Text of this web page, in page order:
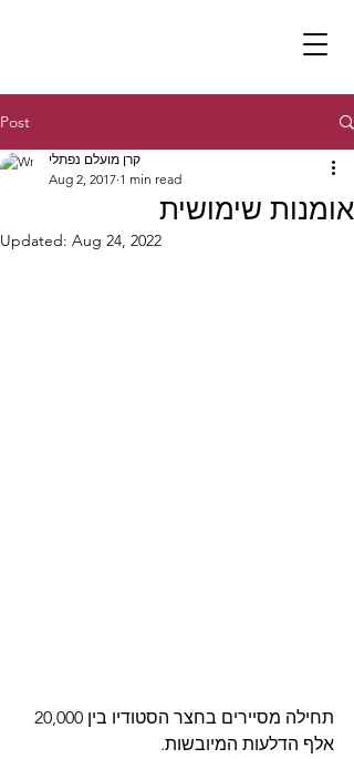
Post
אומנות שימושית
קרן מועלם נפתלי
Aug 2, 2017 1 min read
Updated: Aug 24, 2022
אלף הדלעות המיובשות.